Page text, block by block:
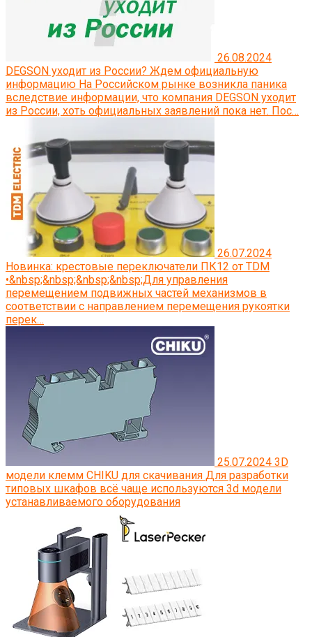
26.08.2024
DEGSON уходит из России? Ждем официальную
информацию На Российском рынке возникла паника
вследствие информации, что компания DEGSON уходит
из России, хоть официальных заявлений пока нет. Пос…
26.07.2024
Новинка: крестовые переключатели ПК12 от TDM
•&nbsp;&nbsp;&nbsp;&nbsp;Для управления
перемещением подвижных частей механизмов в
соответствии с направлением перемещения рукоятки
перек…
25.07.2024 3D
модели клемм CHIKU для скачивания Для разработки
типовых шкафов всё чаще используются 3d модели
устанавливаемого оборудования